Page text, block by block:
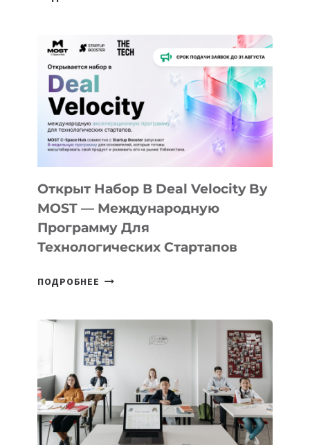
АЛМАТЫ:
КАК
AI
YOUTH
CAMP
ДАЛ
30
ПОДРОСТКАМ
БИЛЕТ
В
ПРЕДПРИНИМАТЕЛЬСТВО
Открыт Набор В Deal Velocity By
MOST — Международную
Программу Для
Технологических Стартапов
ПОДРОБНЕЕ ОТКРЫТ
DEAL
VELOCITY
BY
MOST
—
МЕЖДУНАРОДНУЮ
ПРОГРАММУ